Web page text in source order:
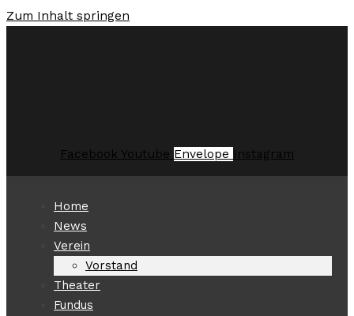
Zum Inhalt springen
Facebook Youtube Envelope Instagram
Home
News
Verein
Vorstand
Theater
Fundus